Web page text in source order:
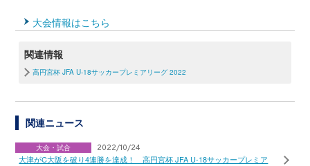
大会情報はこちら
関連情報
高円宮杯 JFA U-18サッカープレミアリーグ 2022
関連ニュース
大会・試合 2022/10/24
大津がC大阪を破り4連勝を達成！ 高円宮杯 JFA U-18サッカープレミア